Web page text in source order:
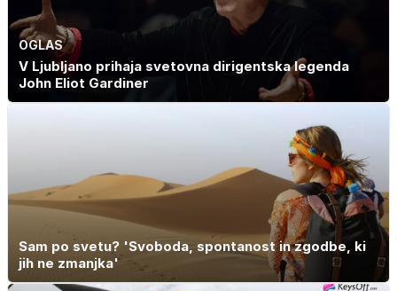
OGLAS
V Ljubljano prihaja svetovna dirigentska legenda
John Eliot Gardiner
Sam po svetu? 'Svoboda, spontanost in zgodbe, ki
jih ne zmanjka'